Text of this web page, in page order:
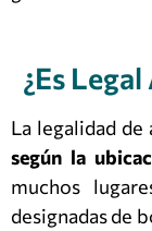
¿Es
La legalidad de
según la
muchos
designadas de